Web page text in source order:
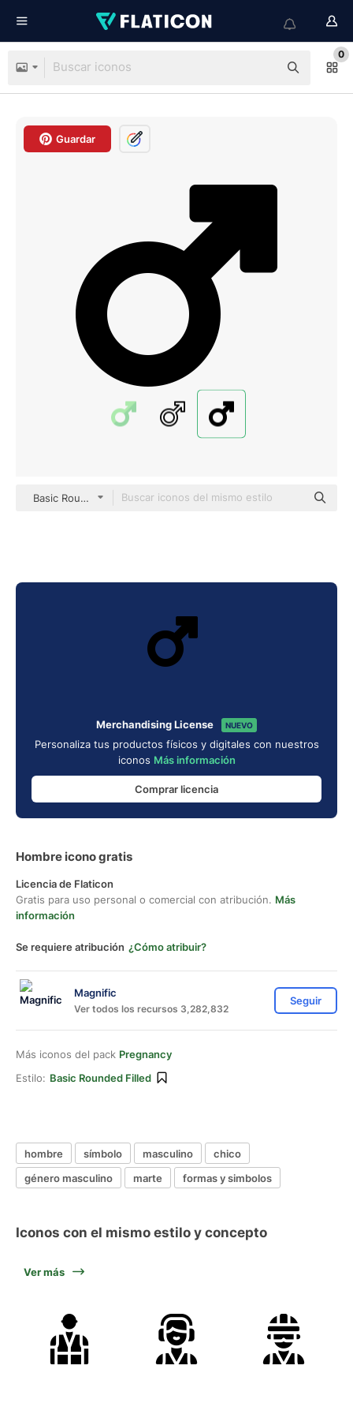
0
Guardar
Basic Rounded Filled
Merchandising License NUEVO
Personaliza tus productos físicos y digitales con nuestros
iconos Más información
Comprar licencia
Hombre icono gratis
Licencia de Flaticon
Gratis para uso personal o comercial con atribución. Más
información
Se requiere atribución ¿Cómo atribuir?
Magnific
Ver todos los recursos 3,282,832
Seguir
Más iconos del pack Pregnancy
Estilo: Basic Rounded Filled
hombre símbolo masculino
chico
género masculino
marte formas y simbolos
Iconos con el mismo estilo y concepto
Ver más